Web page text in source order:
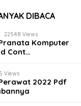
DIBACA
22548 Views
Komputer
Cont…
Views
2022 Pdf